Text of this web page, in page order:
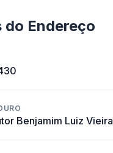
do Endereço
Benjamim Luiz Vieira